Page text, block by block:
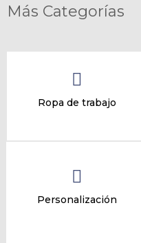
Más Categorías
Ropa de trabajo
Personalización